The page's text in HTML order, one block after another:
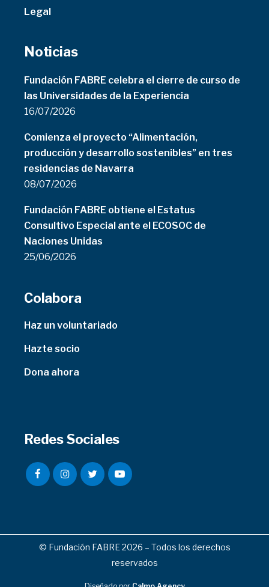
Legal
Noticias
Fundación FABRE celebra el cierre de curso de
las Universidades de la Experiencia
16/07/2026
Comienza el proyecto “Alimentación,
producción y desarrollo sostenibles” en tres
residencias de Navarra
08/07/2026
Fundación FABRE obtiene el Estatus
Consultivo Especial ante el ECOSOC de
Naciones Unidas
25/06/2026
Colabora
Haz un voluntariado
Hazte socio
Dona ahora
Redes Sociales
© Fundación FABRE 2026 – Todos los derechos
reservados